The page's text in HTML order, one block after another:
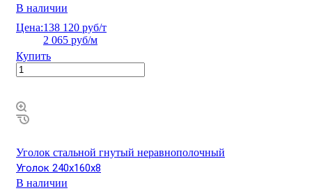
В наличии
Цена:138 120 руб/т
2 065 руб/м
Купить
Уголок стальной гнутый неравнополочный
Уголок 240х160х8
В наличии